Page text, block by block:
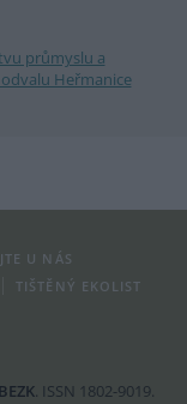
průmyslu a
Heřmanice
U NÁS
TIŠTĚNÝ EKOLIST
BEZK . ISSN 1802-9019.